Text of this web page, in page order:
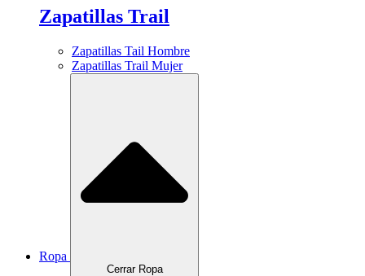
Zapatillas Trail
Zapatillas Tail Hombre
Zapatillas Trail Mujer
Ropa
Cerrar Ropa